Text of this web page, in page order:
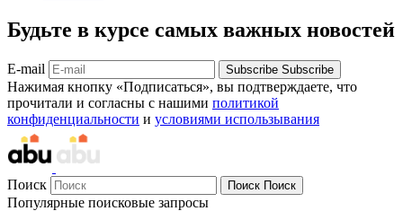
Будьте в курсе самых важных новостей
E-mail Subscribe Subscribe
Нажимая кнопку «Подписаться», вы подтверждаете, что
прочитали и согласны с нашими политикой
конфиденциальности и условиями использывания
Поиск Поиск Поиск
Популярные поисковые запросы